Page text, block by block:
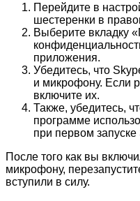
Перейдите в
шестеренки в
Выберите вкладку
приложения.
Убедитесь, что
и микрофону. Если
включите их.
Также, убедитесь,
программе
при первом запуске
После того как вы
микрофону,
вступили в силу.